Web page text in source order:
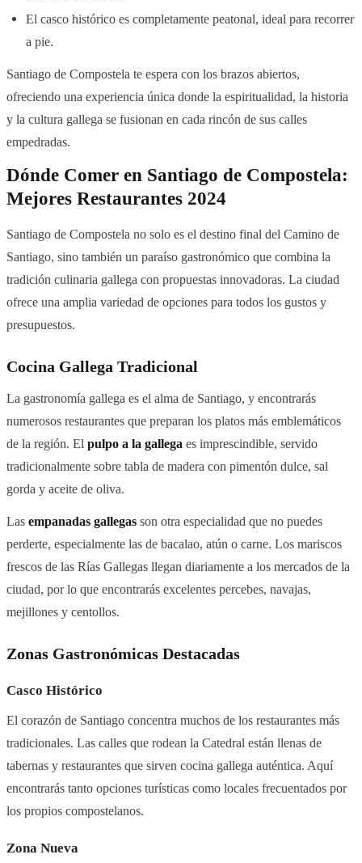
El casco histórico es completamente peatonal, ideal para recorrer
a pie.
Santiago de Compostela te espera con los brazos abiertos,
ofreciendo una experiencia única donde la espiritualidad, la historia
y la cultura gallega se fusionan en cada rincón de sus calles
empedradas.
Dónde Comer en Santiago de Compostela:
Mejores Restaurantes 2024
Santiago de Compostela no solo es el destino final del Camino de
Santiago, sino también un paraíso gastronómico que combina la
tradición culinaria gallega con propuestas innovadoras. La ciudad
ofrece una amplia variedad de opciones para todos los gustos y
presupuestos.
Cocina Gallega Tradicional
La gastronomía gallega es el alma de Santiago, y encontrarás
numerosos restaurantes que preparan los platos más emblemáticos
de la región. El pulpo a la gallega es imprescindible, servido
tradicionalmente sobre tabla de madera con pimentón dulce, sal
gorda y aceite de oliva.
Las empanadas gallegas son otra especialidad que no puedes
perderte, especialmente las de bacalao, atún o carne. Los mariscos
frescos de las Rías Gallegas llegan diariamente a los mercados de la
ciudad, por lo que encontrarás excelentes percebes, navajas,
mejillones y centollos.
Zonas Gastronómicas Destacadas
Casco Histórico
El corazón de Santiago concentra muchos de los restaurantes más
tradicionales. Las calles que rodean la Catedral están llenas de
tabernas y restaurantes que sirven cocina gallega auténtica. Aquí
encontrarás tanto opciones turísticas como locales frecuentados por
los propios compostelanos.
Zona Nueva